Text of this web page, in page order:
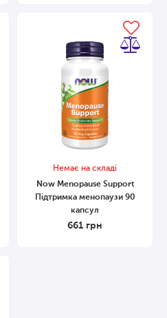
Немає на складі
Now Menopause Support
Підтримка менопаузи 90
капсул
661 грн